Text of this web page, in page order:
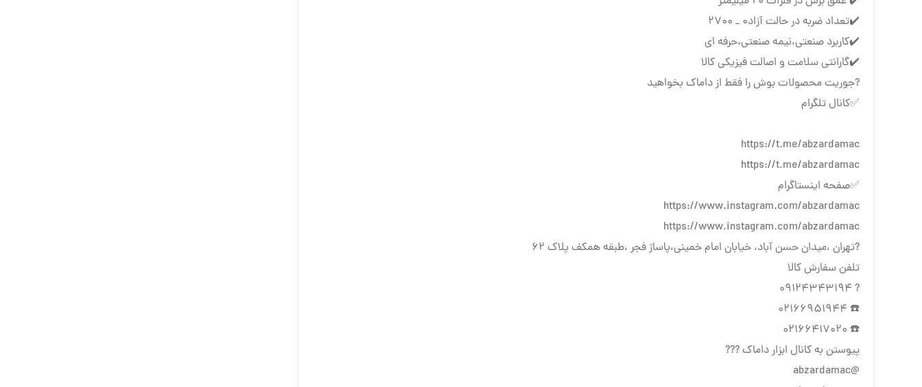
✔️تعداد ضربه در حالت آزاد0 _ 2700
✔️کاربرد صنعتی،نیمه صنعتی،حرفه ای
✔️گارانتی سلامت و اصالت فیزیکی کالا
?جوریت محصولات بوش را فقط از داماک بخواهید
✅کانال تلگرام
https://t.me/abzardamac
https://t.me/abzardamac
✅صفحه اینستاگرام
https://www.instagram.com/abzardamac
https://www.instagram.com/abzardamac
?تهران ،میدان حسن آباد، خیابان امام خمینی،پاساژ فجر ،طبقه همکف پلاک ۶۲
تلفن سفارش کالا
? 09124343194
☎️ 02166951944
☎️ 02166417020
پیوستن به کانال ابزار داماک ???
@abzardamac